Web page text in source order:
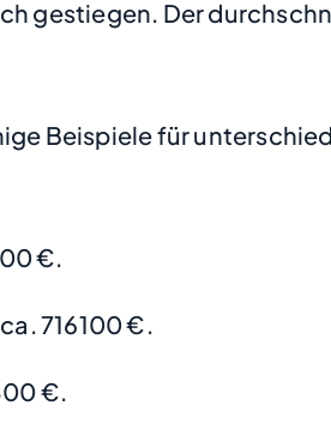
gestiegen. Der
Beispiele für
€.
716100 €.
€.